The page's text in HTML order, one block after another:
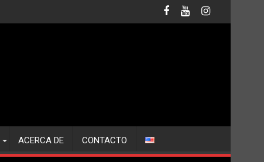
ACERCA DE CONTACTO